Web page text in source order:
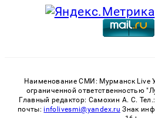
Наименование СМИ: Мурманск Live
ограниченной ответственностью
Главный редактор: Самохин А. С.
почты: infolivesmi@yandex.ru Знак